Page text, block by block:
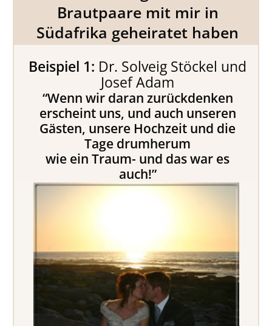
Brautpaare mit mir in
Südafrika geheiratet haben
Beispiel 1: Dr. Solveig Stöckel und
Josef Adam
“Wenn wir daran zurückdenken
erscheint uns, und auch unseren
Gästen, unsere Hochzeit und die
Tage drumherum
wie ein Traum- und das war es
auch!”